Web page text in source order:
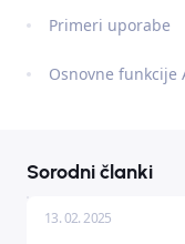
Primeri uporabe
Osnovne funkcije
Sorodni članki
13. 02. 2025